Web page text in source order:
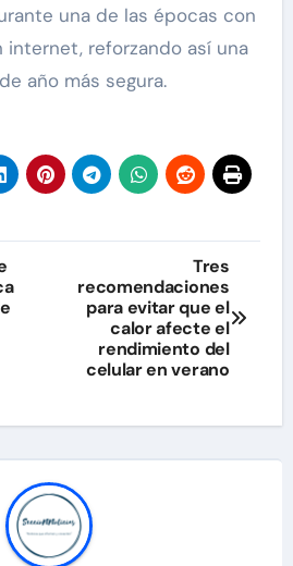
una de las épocas con
internet, reforzando así una
año más segura.
Tres
recomendaciones
para evitar que el
calor afecte el
rendimiento del
celular en verano